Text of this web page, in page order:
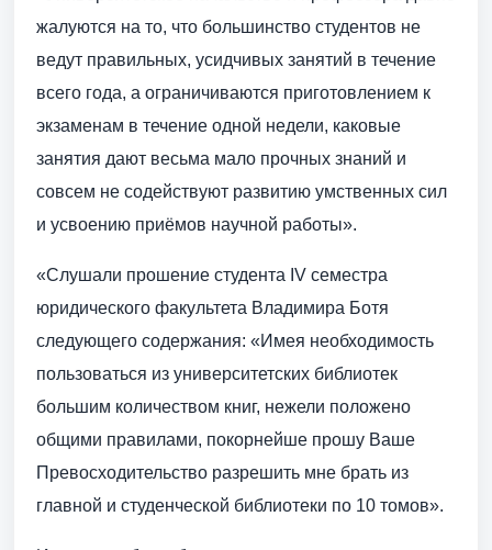
жалуются на то, что большинство студентов не
ведут правильных, усидчивых занятий в течение
всего года, а ограничиваются приготовлением к
экзаменам в течение одной недели, каковые
занятия дают весьма мало прочных знаний и
совсем не содействуют развитию умственных сил
и усвоению приёмов научной работы».
«Слушали прошение студента IV семестра
юридического факультета Владимира Ботя
следующего содержания: «Имея необходимость
пользоваться из университетских библиотек
большим количеством книг, нежели положено
общими правилами, покорнейше прошу Ваше
Превосходительство разрешить мне брать из
главной и студенческой библиотеки по 10 томов».